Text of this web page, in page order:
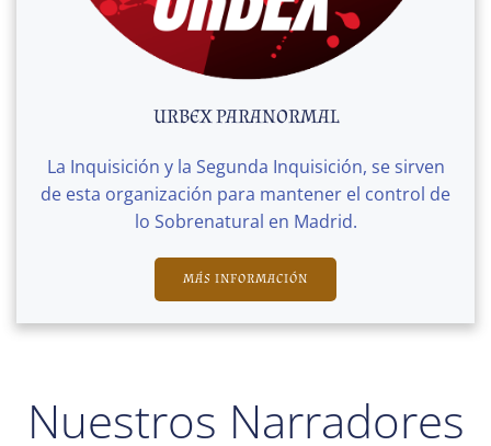
URBEX PARANORMAL
La Inquisición y la Segunda Inquisición, se sirven
de esta organización para mantener el control de
lo Sobrenatural en Madrid.
MÁS INFORMACIÓN
Nuestros Narradores